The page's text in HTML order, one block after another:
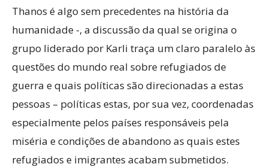
Thanos é algo sem precedentes na história da
humanidade -, a discussão da qual se origina o
grupo liderado por Karli traça um claro paralelo às
questões do mundo real sobre refugiados de
guerra e quais políticas são direcionadas a estas
pessoas – políticas estas, por sua vez, coordenadas
especialmente pelos países responsáveis pela
miséria e condições de abandono as quais estes
refugiados e imigrantes acabam submetidos.